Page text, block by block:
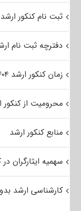
ثبت نام کنکور ارشد
دفترچه ثبت نام ارشد
زمان کنکور ارشد ۱۴۰۴
محرومیت از کنکور
منابع کنکور ارشد
سهمیه ایثارگران
کارشناسی ارشد